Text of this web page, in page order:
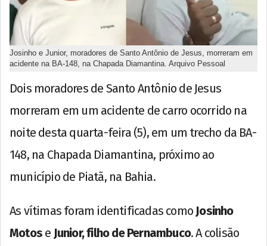
Josinho e Junior, moradores de Santo Antônio de Jesus, morreram em
acidente na BA-148, na Chapada Diamantina. Arquivo Pessoal
Dois moradores de Santo Antônio de Jesus
morreram em um acidente de carro ocorrido na
noite desta quarta-feira (5), em um trecho da BA-
148, na Chapada Diamantina, próximo ao
município de Piatã, na Bahia.
As vítimas foram identificadas como Josinho
Motos e Junior, filho de Pernambuco. A colisão